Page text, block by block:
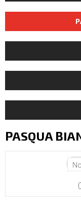
PASQUA